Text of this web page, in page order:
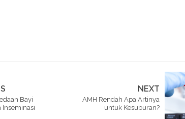
Bayi
Inseminasi
NEXT
AMH Rendah Apa Artinya
untuk Kesuburan?